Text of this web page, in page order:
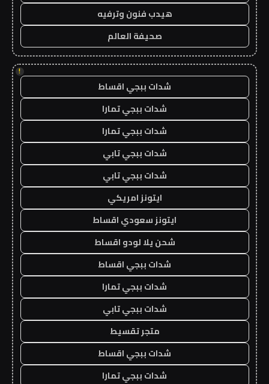
هيدب فنون وترفيه
صحيفة العالم
!
شدات ببجي اقساط
شدات ببجي تمارا
شدات ببجي تمارا
شدات ببجي تابي
شدات ببجي تابي
ايتونز امريكي
ايتونز سعودي اقساط
شحن يلا لودو اقساط
شدات ببجي اقساط
شدات ببجي تمارا
شدات ببجي تابي
متجر تقسيط
شدات ببجي اقساط
شدات ببجي تمارا